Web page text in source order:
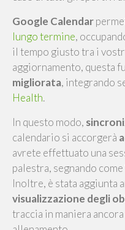
Google Calendar
lungo termine,
il tempo giusto tra i
aggiornamento, questa
migliorata, integrando
Health.
In questo modo,
calendario si accorgerà
avrete effettuato una
palestra, segnando
Inoltre, è stata aggiunta
visualizzazione degli
traccia in maniera